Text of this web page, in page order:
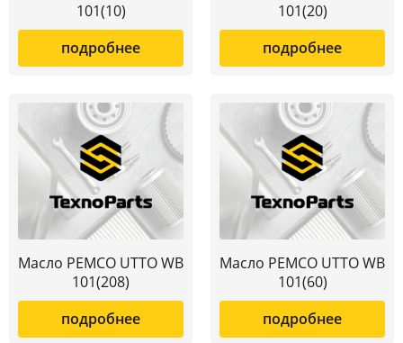
101(10)
подробнее
101(20)
подробнее
Масло PEMCO UTTO WB
101(208)
подробнее
Масло PEMCO UTTO WB
101(60)
подробнее